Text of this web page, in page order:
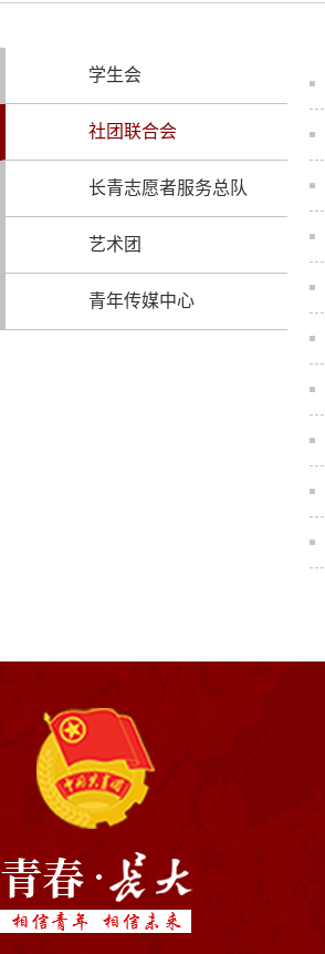
学生会
社团联合会
长青志愿者服务总队
艺术团
青年传媒中心